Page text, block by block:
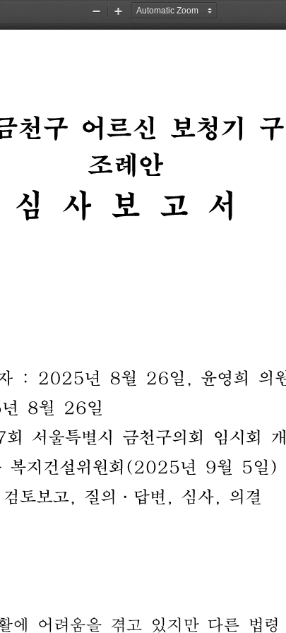
Zoom
Out
Zoom
In
천구 어르신 보청기
조례안
심 사 보 고 서
: 2025년 8월 26일 윤영희
의
년 8월 26일
회 서울특별시 금천구의회 임시회
복지건설위원회 (2025년 9월 5 일 )
검토보고 질의 답변 심사, 의결
에 어려움을 겪고 있지만 다른 법령